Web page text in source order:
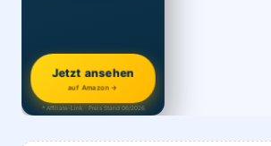
Jetzt ansehen
auf Amazon →
* Affiliate-Link · Preis Stand 06/2026